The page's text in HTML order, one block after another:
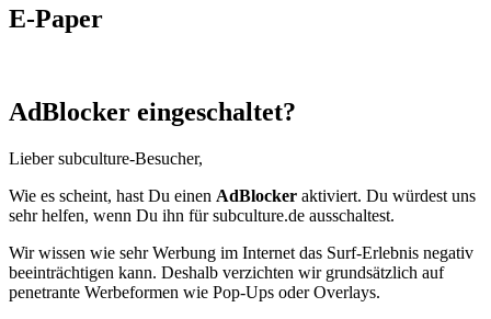
E-Paper
AdBlocker eingeschaltet?
Lieber subculture-Besucher,
Wie es scheint, hast Du einen AdBlocker aktiviert. Du würdest uns
sehr helfen, wenn Du ihn für subculture.de ausschaltest.
Wir wissen wie sehr Werbung im Internet das Surf-Erlebnis negativ
beeinträchtigen kann. Deshalb verzichten wir grundsätzlich auf
penetrante Werbeformen wie Pop-Ups oder Overlays.